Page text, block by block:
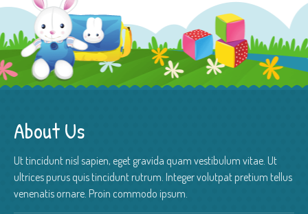
About Us
Ut tincidunt nisl sapien, eget gravida quam vestibulum vitae. Ut
ultrices purus quis tincidunt rutrum. Integer volutpat pretium tellus
venenatis ornare. Proin commodo ipsum.